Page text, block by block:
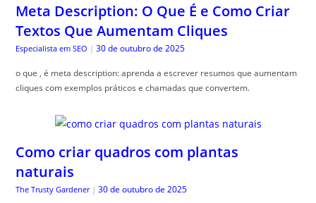
Meta Description: O Que É e Como Criar
Textos Que Aumentam Cliques
Especialista em SEO | 30 de outubro de 2025
o que , é meta description: aprenda a escrever resumos que aumentam
cliques com exemplos práticos e chamadas que convertem.
Como criar quadros com plantas
naturais
The Trusty Gardener | 30 de outubro de 2025